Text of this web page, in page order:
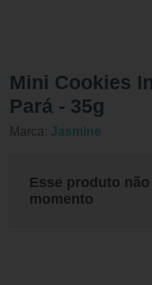
Mini Cookies
Pará - 35g
Marca: Jasmine
Esse produto
momento